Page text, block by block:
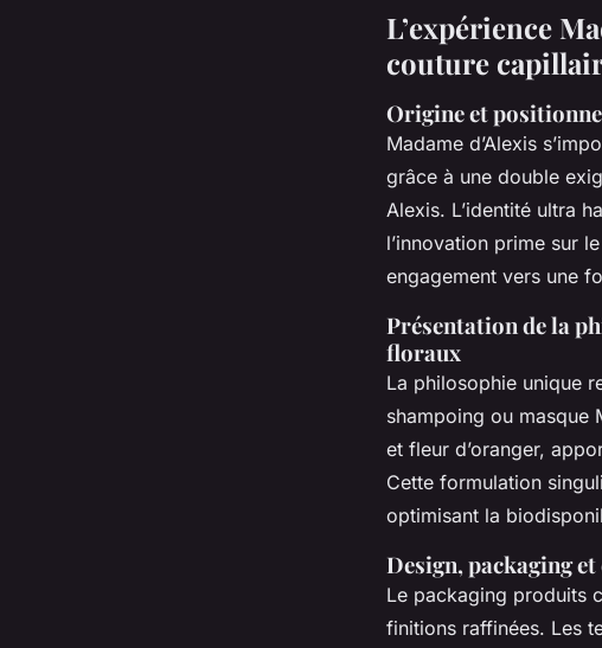
L’expérience
couture
Origine et
Madame d’Alexis
grâce à une double
Alexis. L’identité ultra
l’innovation prime sur
engagement vers une
Présentation de la
floraux
La philosophie unique
shampoing ou masque
et fleur d’oranger,
Cette formulation
optimisant la
Design, packaging
Le packaging produits
finitions raffinées. Les